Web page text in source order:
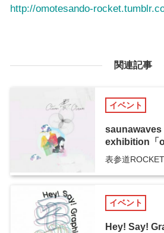
http://omotesando-
関連記事
イベント
saunawaves
exhibition「
表参道ROCKET
イベント
Hey! Say!